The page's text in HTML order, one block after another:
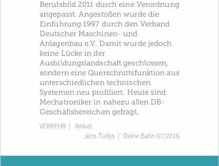
Berufsbild 2011 durch eine Verordnung
angepasst. Angestoßen wurde die
Einführung 1997 durch den Verband
Deutscher Maschinen- und
Anlagenbau e.V. Damit wurde jedoch
keine Lücke in der
Ausbildungslandschaft geschlossen,
sondern eine Querschnittsfunktion aus
unterschiedlichen technischen
Systemen neu profiliert. Heute sind
Mechatroniker in nahezu allen DB-
Geschäftsbereichen gefragt.
VERKEHR | Artikel
Jens Tutlys
Deine Bahn 07/2016